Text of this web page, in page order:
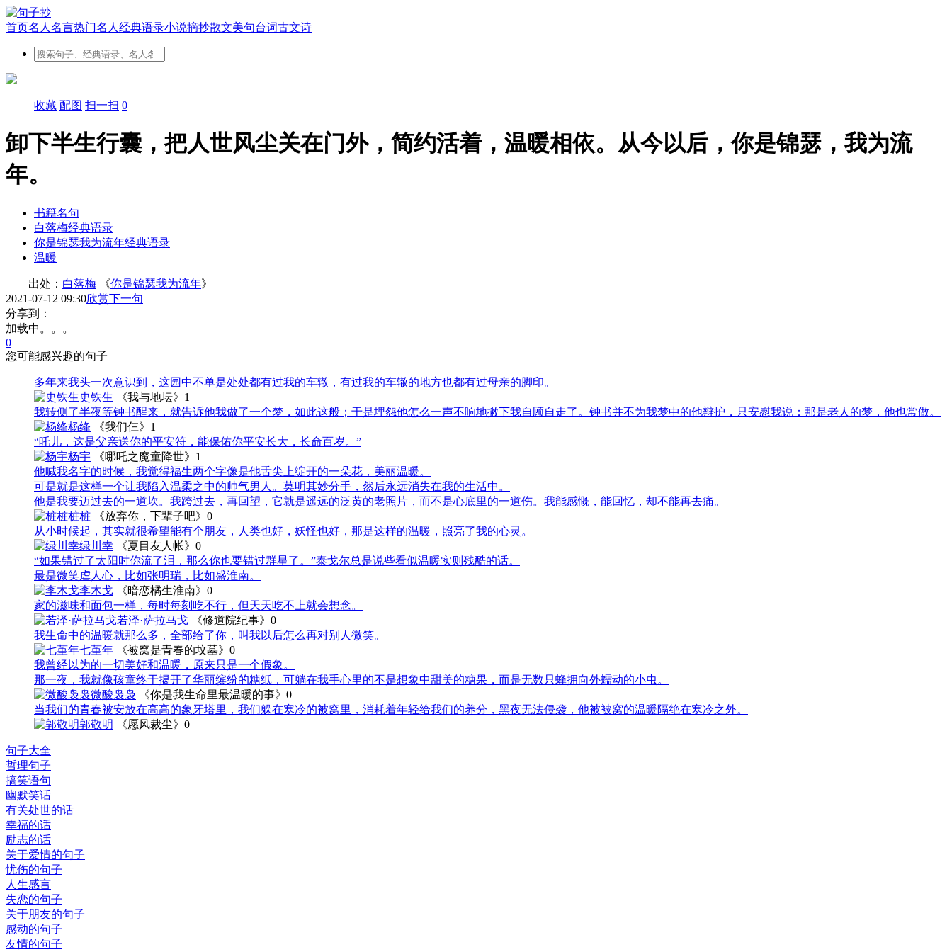
首页名人名言热门名人 经典语录小说摘抄散文美句台词古文诗
收藏 配图 扫一扫 0
卸下半生行囊，把人世风尘关在门外，简约活着，温暖相依。从今以后，你是锦瑟，我为流
年。
书籍名句
白落梅经典语录
你是锦瑟我为流年经典语录
温暖
——出处： 白落梅 《你是锦瑟我为流年》
2021-07-12 09:30欣赏下一句
分享到：
加载中。。。
0
您可能感兴趣的句子
多年来我头一次意识到，这园中不单是处处都有过我的车辙，有过我的车辙的地方也都有过母亲的脚印。
史铁生 《我与地坛》 1
我转侧了半夜等钟书醒来，就告诉他我做了一个梦，如此这般；于是埋怨他怎么一声不响地撇下我自顾自走了。钟书并不为我梦中的他辩护，只安慰我说：那是老人的梦，他也常做。
杨绛 《我们仨》 1
“吒儿，这是父亲送你的平安符，能保佑你平安长大，长命百岁。”
杨宇 《哪吒之魔童降世》 1
他喊我名字的时候，我觉得福生两个字像是他舌尖上绽开的一朵花，美丽温暖。
可是就是这样一个让我陷入温柔之中的帅气男人。莫明其妙分手，然后永远消失在我的生活中。
他是我要迈过去的一道坎。我跨过去，再回望，它就是遥远的泛黄的老照片，而不是心底里的一道伤。我能感慨，能回忆，却不能再去痛。
桩桩 《放弃你，下辈子吧》 0
从小时候起，其实就很希望能有个朋友，人类也好，妖怪也好，那是这样的温暖，照亮了我的心灵。
绿川幸 《夏目友人帐》 0
“如果错过了太阳时你流了泪，那么你也要错过群星了。”泰戈尔总是说些看似温暖实则残酷的话。
最是微笑虐人心，比如张明瑞，比如盛淮南。
李木戈 《暗恋橘生淮南》 0
家的滋味和面包一样，每时每刻吃不行，但天天吃不上就会想念。
若泽·萨拉马戈 《修道院纪事》 0
我生命中的温暖就那么多，全部给了你，叫我以后怎么再对别人微笑。
七堇年 《被窝是青春的坟墓》 0
我曾经以为的一切美好和温暖，原来只是一个假象。
那一夜，我就像孩童终于揭开了华丽缤纷的糖纸，可躺在我手心里的不是想象中甜美的糖果，而是无数只蜂拥向外蠕动的小虫。
微酸袅袅 《你是我生命里最温暖的事》 0
当我们的青春被安放在高高的象牙塔里，我们躲在寒冷的被窝里，消耗着年轻给我们的养分，黑夜无法侵袭，他被被窝的温暖隔绝在寒冷之外。
郭敬明
《愿风裁尘》 0
句子大全
哲理句子
搞笑语句
幽默笑话
有关处世的话
幸福的话
励志的话
关于爱情的句子
忧伤的句子
人生感言
失恋的句子
关于朋友的句子
感动的句子
友情的句子